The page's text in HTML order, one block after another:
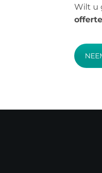
Wilt u
offerte